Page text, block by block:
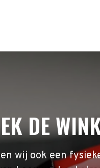
DE
wij ook een